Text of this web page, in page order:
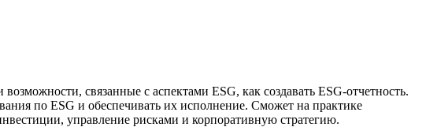
связанные с аспектами ESG, как создавать ESG-отчетность.
по ESG и обеспечивать их исполнение. Сможет на практике
управление рисками и корпоративную стратегию.